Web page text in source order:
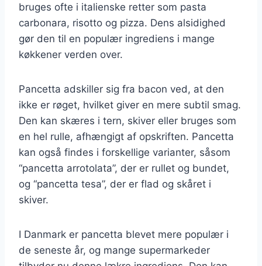
bruges ofte i italienske retter som pasta
carbonara, risotto og pizza. Dens alsidighed
gør den til en populær ingrediens i mange
køkkener verden over.
Pancetta adskiller sig fra bacon ved, at den
ikke er røget, hvilket giver en mere subtil smag.
Den kan skæres i tern, skiver eller bruges som
en hel rulle, afhængigt af opskriften. Pancetta
kan også findes i forskellige varianter, såsom
“pancetta arrotolata”, der er rullet og bundet,
og “pancetta tesa”, der er flad og skåret i
skiver.
I Danmark er pancetta blevet mere populær i
de seneste år, og mange supermarkeder